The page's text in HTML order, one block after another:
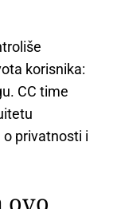
korisnika:
CC time
privatnosti i
ovo